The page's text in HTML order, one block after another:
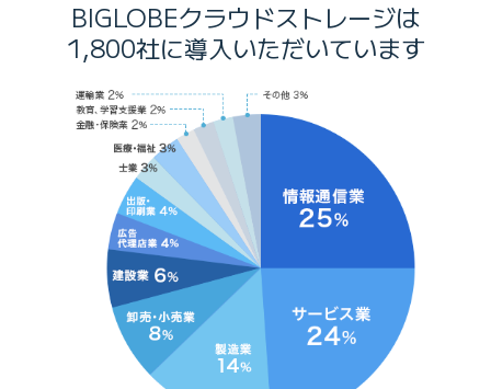
BIGLOBEクラウドストレージは
1,800社に導入いただいています